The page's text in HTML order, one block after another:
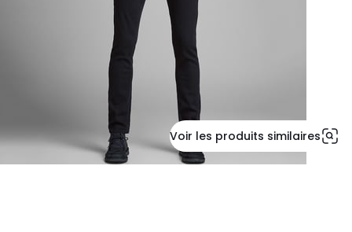
Voir les produits similaires